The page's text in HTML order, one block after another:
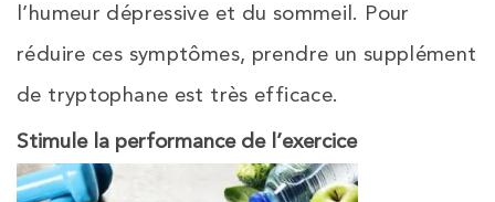
l’humeur dépressive et du sommeil. Pour
réduire ces symptômes, prendre un supplément
de tryptophane est très efficace.
Stimule la performance de l’exercice